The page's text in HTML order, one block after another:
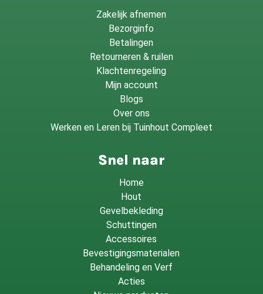
Zakelijk afnemen
Bezorginfo
Betalingen
Retourneren & ruilen
Klachtenregeling
Mijn account
Blogs
Over ons
Werken en Leren bij Tuinhout Compleet
Snel naar
Home
Hout
Gevelbekleding
Schuttingen
Accessoires
Bevestigingsmaterialen
Behandeling en Verf
Acties